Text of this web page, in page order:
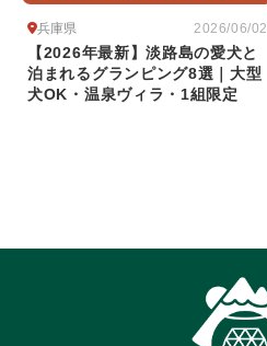
2026/06/02
兵庫県
【2026年最新】淡路島の愛犬と
泊まれるグランピング8選｜大型
犬OK・温泉ヴィラ・1組限定